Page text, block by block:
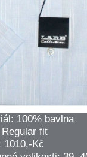
100% bavlna
fit
1010,-Kč